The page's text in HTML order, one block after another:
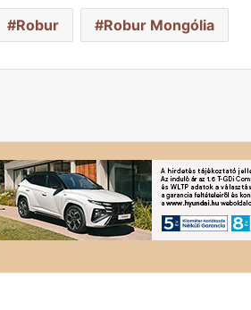
Robur Robur Mongólia